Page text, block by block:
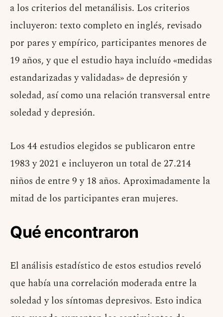
a los criterios del metanálisis. Los criterios
incluyeron: texto completo en inglés, revisado
por pares y empírico, participantes menores de
19 años, y que el estudio haya incluído «medidas
estandarizadas y validadas» de depresión y
soledad, así como una relación transversal entre
soledad y depresión.
Los 44 estudios elegidos se publicaron entre
1983 y 2021 e incluyeron un total de 27.214
niños de entre 9 y 18 años. Aproximadamente la
mitad de los participantes eran mujeres.
Qué encontraron
El análisis estadístico de estos estudios reveló
que había una correlación moderada entre la
soledad y los síntomas depresivos. Esto indica